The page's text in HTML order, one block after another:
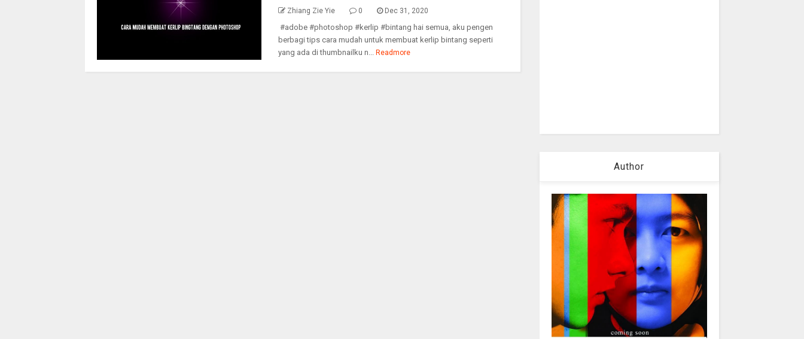
Zhiang Zie Yie 0 Dec 31, 2020
#adobe #photoshop #kerlip #bintang hai semua, aku pengen
berbagi tips cara mudah untuk membuat kerlip bintang seperti
yang ada di thumbnailku n... Readmore
Author